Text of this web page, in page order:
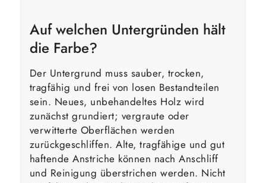
Auf welchen Untergründen hält
die Farbe?
Der Untergrund muss sauber, trocken,
tragfähig und frei von losen Bestandteilen
sein. Neues, unbehandeltes Holz wird
zunächst grundiert; vergraute oder
verwitterte Oberflächen werden
zurückgeschliffen. Alte, tragfähige und gut
haftende Anstriche können nach Anschliff
und Reinigung überstrichen werden. Nicht